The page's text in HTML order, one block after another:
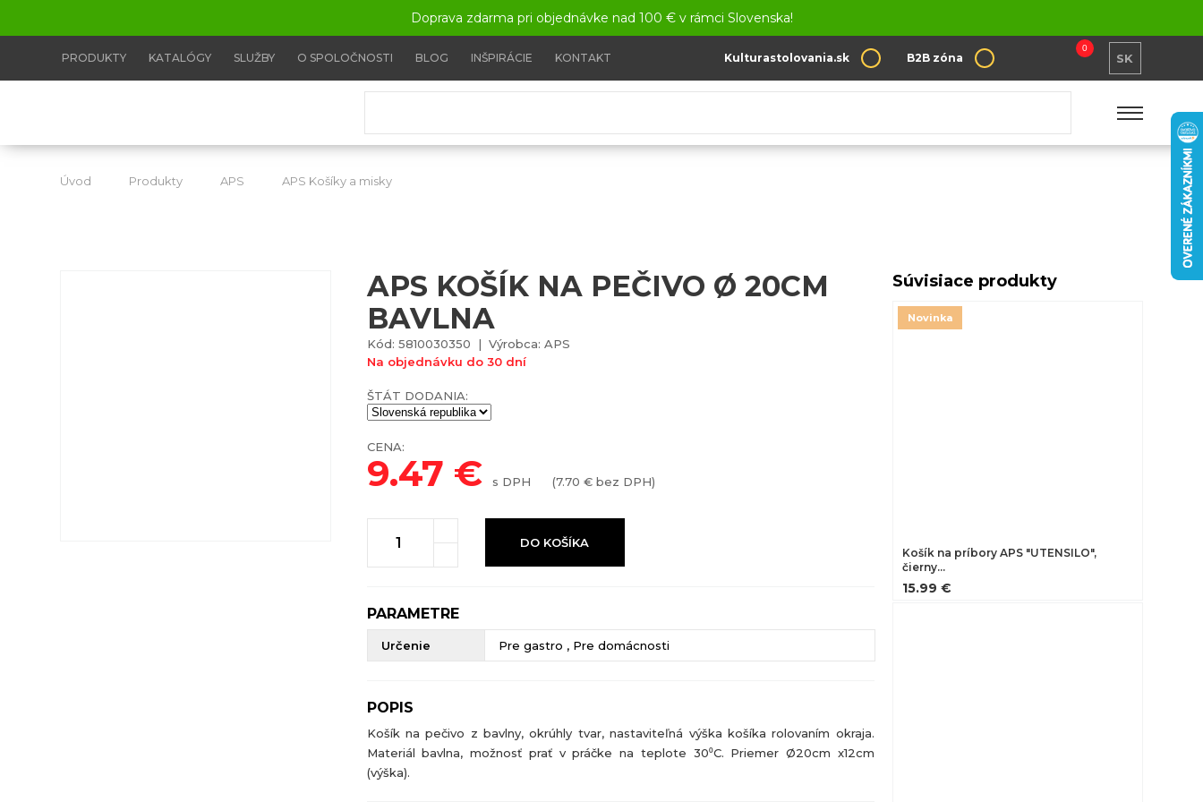
Doprava zdarma pri objednávke nad 100 € v rámci Slovenska!
PRODUKTY KATALÓGY SLUŽBY O SPOLOČNOSTI BLOG INŠPIRÁCIE KONTAKT Kulturastolovania.sk B2B zóna
0
SK
Úvod Produkty APS APS Košíky a misky
APS KOŠÍK NA PEČIVO Ø 20CM
BAVLNA
Kód: 5810030350 | Výrobca: APS
Na objednávku do 30 dní
ŠTÁT DODANIA:
CENA:
9.47 € s DPH (7.70 € bez DPH)
DO KOŠÍKA
PARAMETRE
Určenie Pre gastro , Pre domácnosti
POPIS
Košík na pečivo z bavlny, okrúhly tvar, nastaviteľná výška košíka rolovaním okraja.
Materiál bavlna, možnosť prať v práčke na teplote 30⁰C. Priemer Ø20cm x12cm
(výška).
Súvisiace produkty
Novinka
Košík na príbory APS "UTENSILO",
čierny…
15.99 €